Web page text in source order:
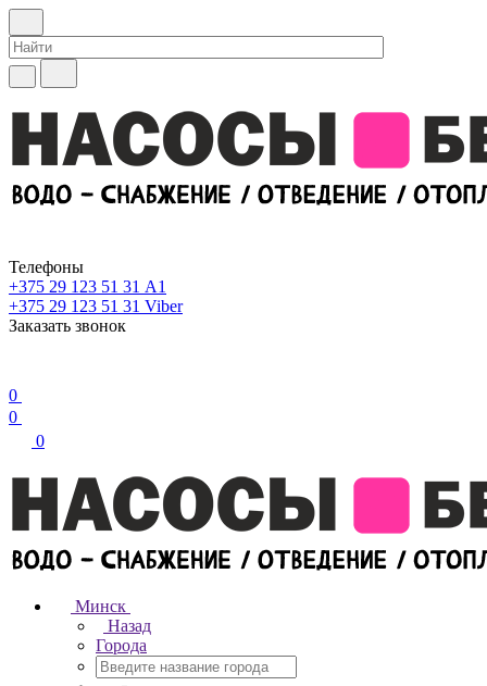
Телефоны
+375 29 123 51 31 А1
+375 29 123 51 31 Viber
Заказать звонок
0
0
0
Минск
Назад
Города